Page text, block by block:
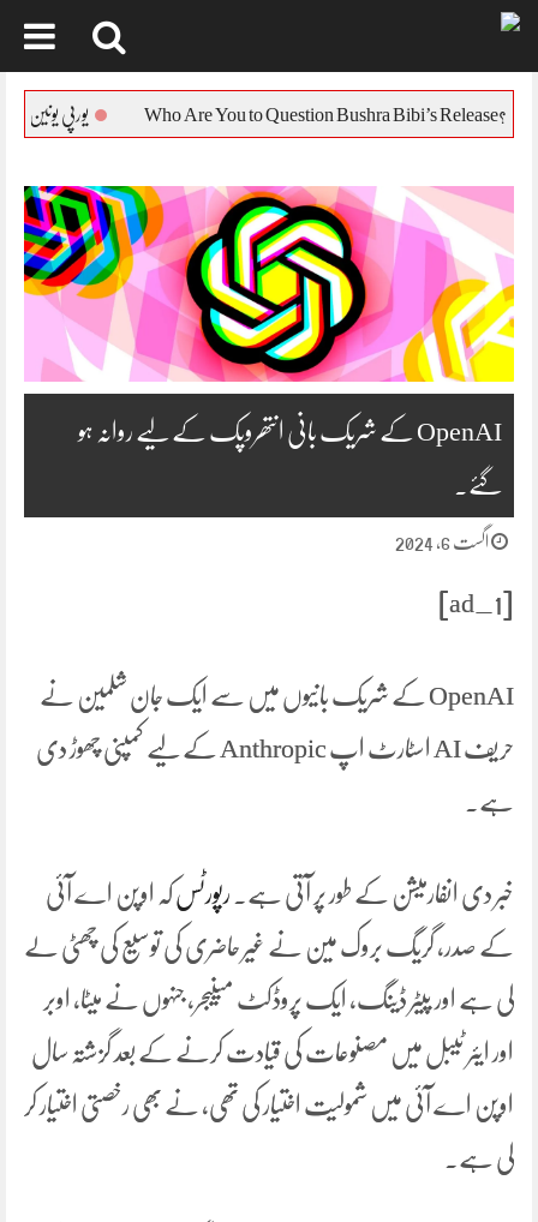
content
یورپی یونین کا بنگلہ دیش کی
OpenAI کے شریک بانی انتھروپک کے لیے روانہ ہو
گئے۔
اگست 6, 2024
OpenAI کے شریک بانیوں میں سے ایک جان شلمین نے
حریف AI اسٹارٹ اپ Anthropic کے لیے کمپنی چھوڑ دی
ہے۔
خبر دی انفارمیشن کے طور پر آتی ہے۔ رپورٹس کہ اوپن اے آئی
کے صدر، گریگ بروک مین نے غیر حاضری کی توسیع کی چھٹی لے
لی ہے اور پیٹر ڈینگ، ایک پروڈکٹ مینیجر، جنہوں نے میٹا، اوبر
اور ایئر ٹیبل میں مصنوعات کی قیادت کرنے کے بعد گزشتہ سال
اوپن اے آئی میں شمولیت اختیار کی تھی، نے بھی رخصتی اختیار کر
لی ہے۔